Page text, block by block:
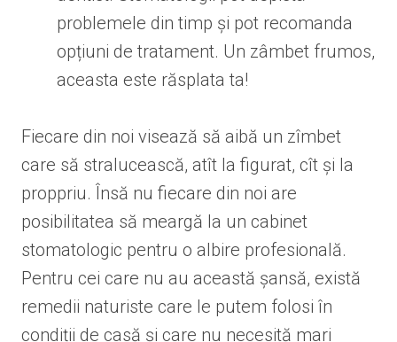
problemele din timp și pot recomanda
opțiuni de tratament. Un zâmbet frumos,
aceasta este răsplata ta!
Fiecare din noi visează să aibă un zîmbet
care să stralucească, atît la figurat, cît și la
proppriu. Însă nu fiecare din noi are
posibilitatea să meargă la un cabinet
stomatologic pentru o albire profesională.
Pentru cei care nu au această șansă, există
remedii naturiste care le putem folosi în
condiții de casă și care nu necesită mari